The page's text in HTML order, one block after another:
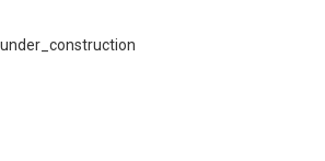
under_construction